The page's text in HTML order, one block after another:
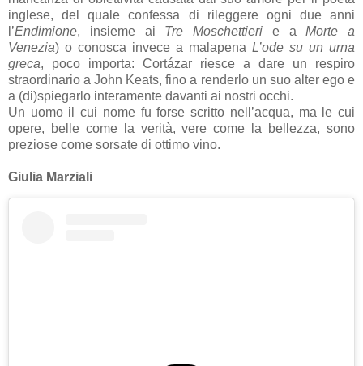
inglese, del quale confessa di rileggere ogni due anni
l’Endimione, insieme ai Tre Moschettieri e aMorte a
Venezia) o conosca invece a malapena L’ode su un urna
greca, poco importa: Cortázar riesce a dare un respiro
straordinario a John Keats, fino a renderlo un suo alter ego e
a (di)spiegarlo interamente davanti ai nostri occhi.
Un uomo il cui nome fu forse scritto nell’acqua, ma le cui
opere, belle come la verità, vere come la bellezza, sono
preziose come sorsate di ottimo vino.
Giulia Marziali